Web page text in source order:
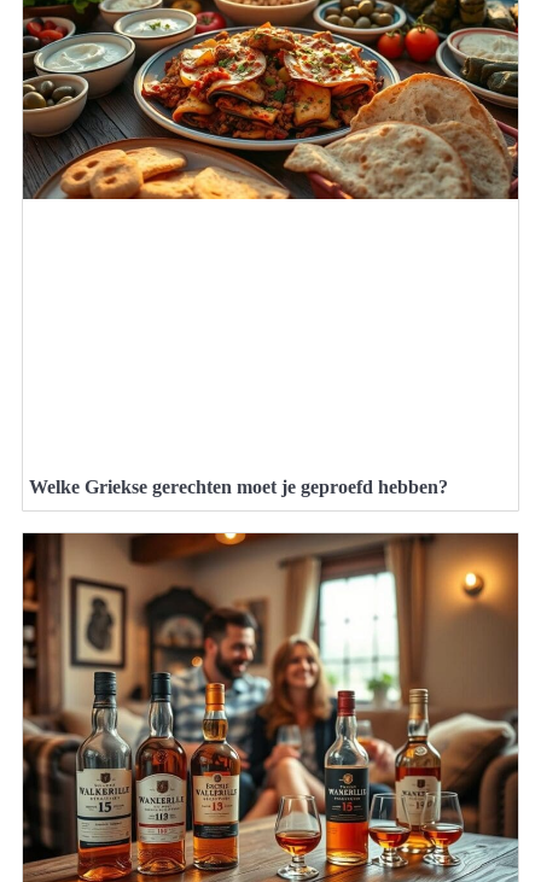
Welke Griekse gerechten moet je geproefd hebben?